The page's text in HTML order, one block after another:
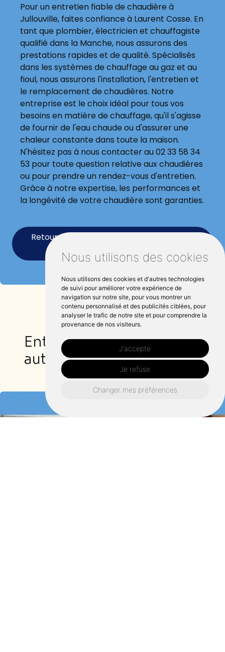
Nous utilisons des cookies
Nous utilisons des cookies et d'autres technologies
de suivi pour améliorer votre expérience de
navigation sur notre site, pour vous montrer un
contenu personnalisé et des publicités ciblées, pour
analyser le trafic de notre site et pour comprendre la
provenance de nos visiteurs.
J'accepte
Je refuse
Changer mes préférences
Pour un entretien fiable de chaudière à
Jullouville, faites confiance à Laurent Cosse. En
tant que plombier, électricien et chauffagiste
qualifié dans la Manche, nous assurons des
prestations rapides et de qualité. Spécialisés
dans les systèmes de chauffage au gaz et au
fioul, nous assurons l'installation, l'entretien et
le remplacement de chaudières. Notre
entreprise est le choix idéal pour tous vos
besoins en matière de chauffage, qu'il s'agisse
de fournir de l'eau chaude ou d'assurer une
chaleur constante dans toute la maison.
N'hésitez pas à nous contacter au 02 33 58 34
53 pour toute question relative aux chaudières
ou pour prendre un rendez-vous d'entretien.
Grâce à notre expertise, les performances et
la longévité de votre chaudière sont garanties.
Retourner vers cosselaurent-plomberie-
Entretien chaudière
autour de Jullouville :